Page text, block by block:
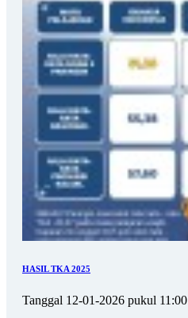
HASIL TKA 2025
Tanggal 12-01-2026 pukul 11:00